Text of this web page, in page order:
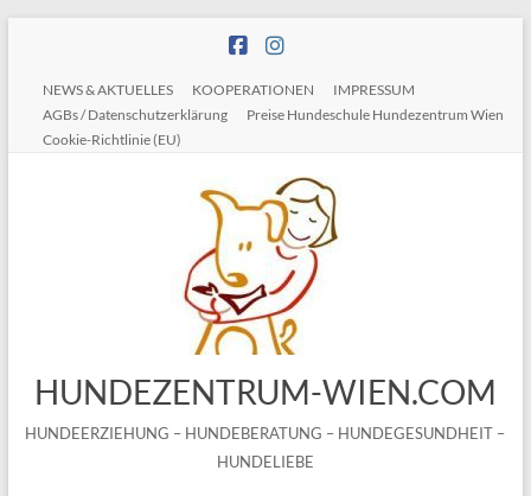
NEWS & AKTUELLES KOOPERATIONEN
IMPRESSUM
AGBs / Datenschutzerklärung
Preise Hundeschule Hundezentrum Wien
Cookie-Richtlinie (EU)
HUNDEZENTRUM-WIEN.COM
HUNDEERZIEHUNG – HUNDEBERATUNG – HUNDEGESUNDHEIT –
HUNDELIEBE